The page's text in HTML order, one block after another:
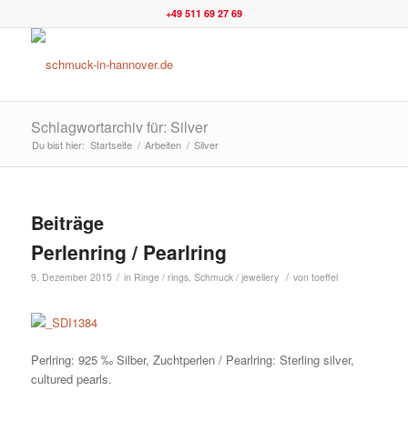
+49 511 69 27 69
Schlagwortarchiv für: Silver
Du bist hier: Startseite / Arbeiten / Silver
Beiträge
Perlenring / Pearlring
9. Dezember 2015 / in Ringe / rings, Schmuck / jewellery / von toeffel
Perlring: 925 ‰ Silber, Zuchtperlen / Pearlring: Sterling silver,
cultured pearls.